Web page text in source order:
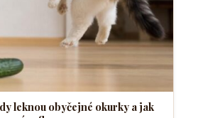
leknou obyčejné okurky a jak